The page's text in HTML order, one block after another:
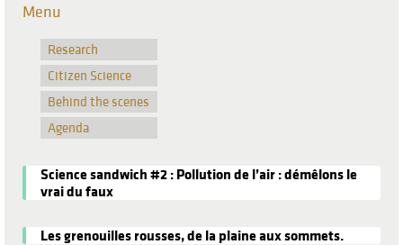
Menu
Research
Citizen Science
Behind the scenes
Agenda
Science sandwich #2 : Pollution de l’air : démêlons le
vrai du faux
Les grenouilles rousses, de la plaine aux sommets.